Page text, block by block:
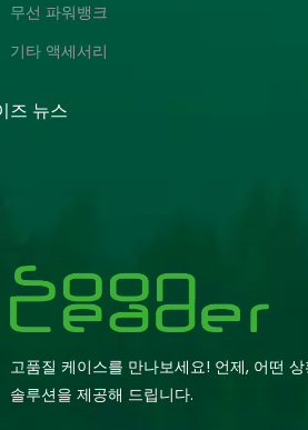
무선 파워뱅크
기타 액세서리
즈 뉴스
고품질 케이스를 만나보세요! 언제, 어떤
솔루션을 제공해 드립니다.